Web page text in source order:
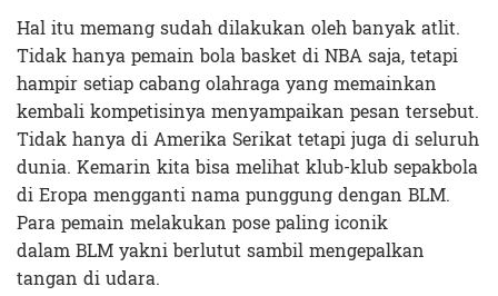
Hal itu memang sudah dilakukan oleh banyak atlit.
Tidak hanya pemain bola basket di NBA saja, tetapi
hampir setiap cabang olahraga yang memainkan
kembali kompetisinya menyampaikan pesan tersebut.
Tidak hanya di Amerika Serikat tetapi juga di seluruh
dunia. Kemarin kita bisa melihat klub-klub sepakbola
di Eropa mengganti nama punggung dengan BLM.
Para pemain melakukan pose paling iconik
dalam BLM yakni berlutut sambil mengepalkan
tangan di udara.